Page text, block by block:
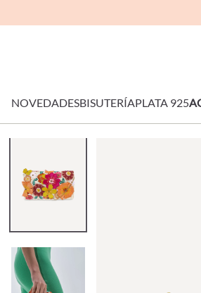
NOVEDADESBISUTERÍAPLATA 925